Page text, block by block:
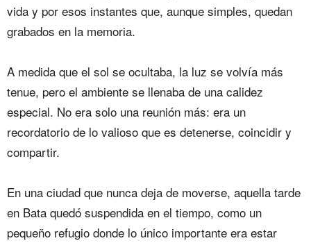
vida y por esos instantes que, aunque simples, quedan
grabados en la memoria.
‎A medida que el sol se ocultaba, la luz se volvía más
tenue, pero el ambiente se llenaba de una calidez
especial. No era solo una reunión más: era un
recordatorio de lo valioso que es detenerse, coincidir y
compartir.
‎En una ciudad que nunca deja de moverse, aquella tarde
en Bata quedó suspendida en el tiempo, como un
pequeño refugio donde lo único importante era estar